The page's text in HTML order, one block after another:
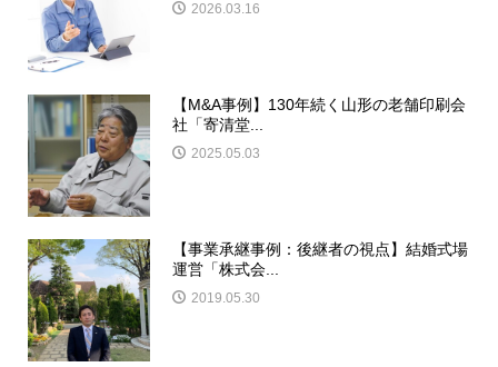
2026.03.16
【M&A事例】130年続く山形の老舗印刷会
社「寄清堂...
2025.05.03
【事業承継事例：後継者の視点】結婚式場
運営「株式会...
2019.05.30